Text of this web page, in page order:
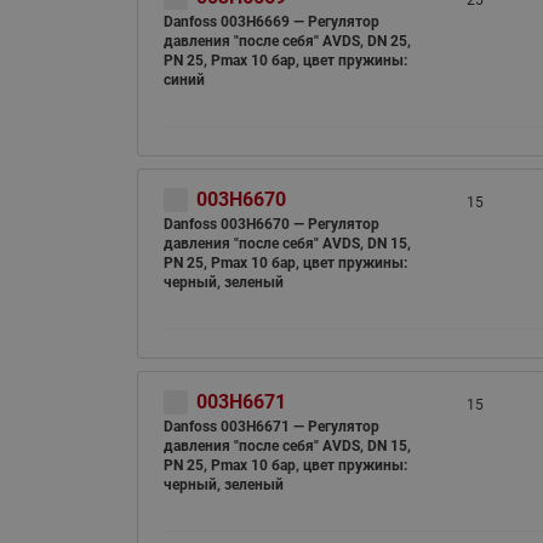
Danfoss 003H6669 — Регулятор
давления "после себя" AVDS, DN 25,
PN 25, Рmax 10 бар, цвет пружины:
синий
003H6670
Danfoss 003H6670 — Регулятор
давления "после себя" AVDS, DN 15,
PN 25, Рmax 10 бар, цвет пружины:
черный, зеленый
15
003H6671
Danfoss 003H6671 — Регулятор
давления "после себя" AVDS, DN 15,
PN 25, Рmax 10 бар, цвет пружины:
черный, зеленый
15